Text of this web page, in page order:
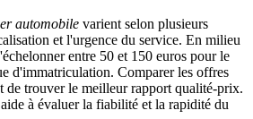
automobile varient selon plusieurs
et l'urgence du service. En milieu
entre 50 et 150 euros pour le
d'immatriculation. Comparer les offres
de trouver le meilleur rapport qualité-prix.
à évaluer la fiabilité et la rapidité du